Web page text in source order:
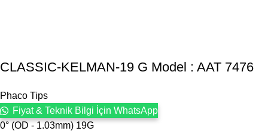
CLASSIC-KELMAN-19 G Model : AAT 7476
Phaco Tips
Fiyat & Teknik Bilgi İçin WhatsApp
0° (OD - 1.03mm) 19G